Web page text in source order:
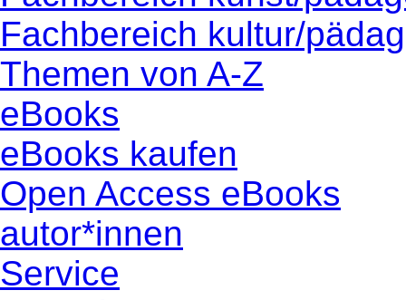
Fachbereich kultur/
Themen von A-Z
eBooks
eBooks kaufen
Open Access eBooks
autor*innen
Service